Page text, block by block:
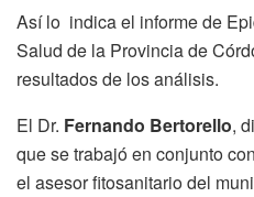
Así lo indica el informe de
Salud de la Provincia de
resultados de los análisis.
El Dr. Fernando Bertorello,
que se trabajó en conjunto
el asesor fitosanitario del